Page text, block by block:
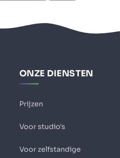
ONZE DIENSTEN
Prijzen
Voor studio's
Voor zelfstandige